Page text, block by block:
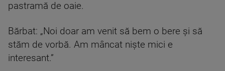
pastramă de oaie.
Bărbat: „Noi doar am venit să bem o bere și să
stăm de vorbă. Am mâncat niște mici e
interesant.”